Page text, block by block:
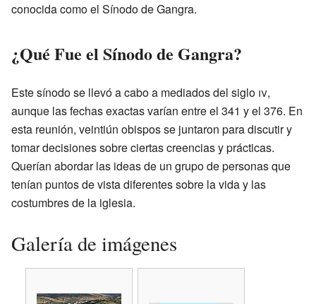
conocida como el Sínodo de Gangra.
¿Qué Fue el Sínodo de Gangra?
Este sínodo se llevó a cabo a mediados del siglo iv,
aunque las fechas exactas varían entre el 341 y el 376. En
esta reunión, veintiún obispos se juntaron para discutir y
tomar decisiones sobre ciertas creencias y prácticas.
Querían abordar las ideas de un grupo de personas que
tenían puntos de vista diferentes sobre la vida y las
costumbres de la iglesia.
Galería de imágenes